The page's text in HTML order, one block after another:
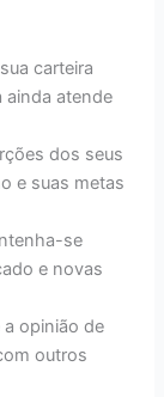
carteira
ainda atende
dos seus
e suas metas
se
e novas
opinião de
outros